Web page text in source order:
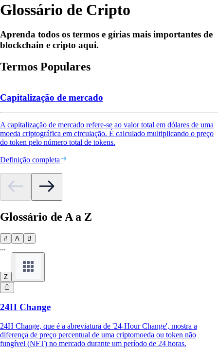
Glossário de Cripto
Aprenda todos os termos e gírias mais importantes de
blockchain e cripto aqui.
Termos Populares
Capitalização de mercado
A capitalização de mercado refere-se ao valor total em dólares de uma
moeda criptográfica em circulação. É calculado multiplicando o preço
do token pelo número total de tokens.
Definição completa
Glossário de A a Z
# A B
...
Z
24H Change
24H Change, que é a abreviatura de '24-Hour Change', mostra a
diferença de preço percentual de uma criptomoeda ou token não
fungível (NFT) no mercado durante um período de 24 horas.